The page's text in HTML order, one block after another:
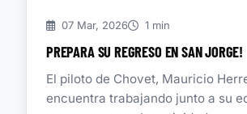
07 Mar, 2026 1 min
PREPARA SU REGRESO EN SAN JORGE!
El piloto de Chovet, Mauricio
encuentra trabajando junto a su